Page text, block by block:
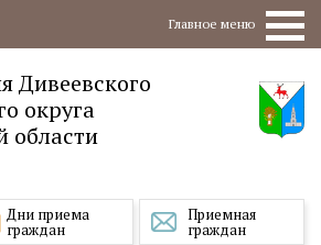
Главное меню
Дивеевского
округа
области
Дни приема
граждан
Приемная
граждан